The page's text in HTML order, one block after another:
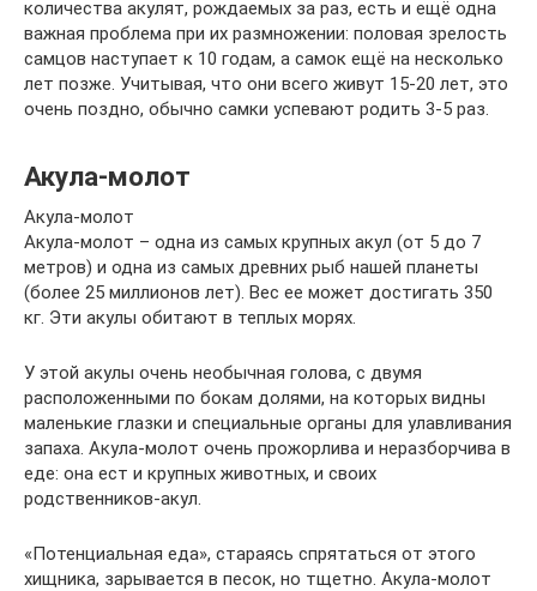
количества акулят, рождаемых за раз, есть и ещё одна
важная проблема при их размножении: половая зрелость
самцов наступает к 10 годам, а самок ещё на несколько
лет позже. Учитывая, что они всего живут 15-20 лет, это
очень поздно, обычно самки успевают родить 3-5 раз.
Акула-молот
Акула-молот
Акула-молот – одна из самых крупных акул (от 5 до 7
метров) и одна из самых древних рыб нашей планеты
(более 25 миллионов лет). Вес ее может достигать 350
кг. Эти акулы обитают в теплых морях.
У этой акулы очень необычная голова, с двумя
расположенными по бокам долями, на которых видны
маленькие глазки и специальные органы для улавливания
запаха. Акула-молот очень прожорлива и неразборчива в
еде: она ест и крупных животных, и своих
родственников-акул.
«Потенциальная еда», стараясь спрятаться от этого
хищника, зарывается в песок, но тщетно. Акула-молот